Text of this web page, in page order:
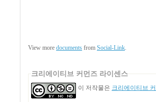
View more documents from Social-Link.
크리에이티브 커먼즈 라이센스
이 저작물은 크리에이티브